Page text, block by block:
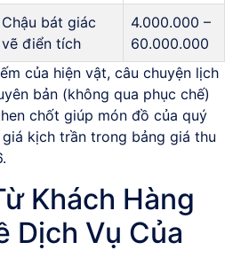
Chậu bát giác
vẽ điển tích
4.000.000 –
60.000.000
của hiện vật, câu chuyện lịch
bản (không qua phục chế)
chốt giúp món đồ của quý
kịch trần trong bảng giá thu
Khách Hàng
Dịch Vụ Của